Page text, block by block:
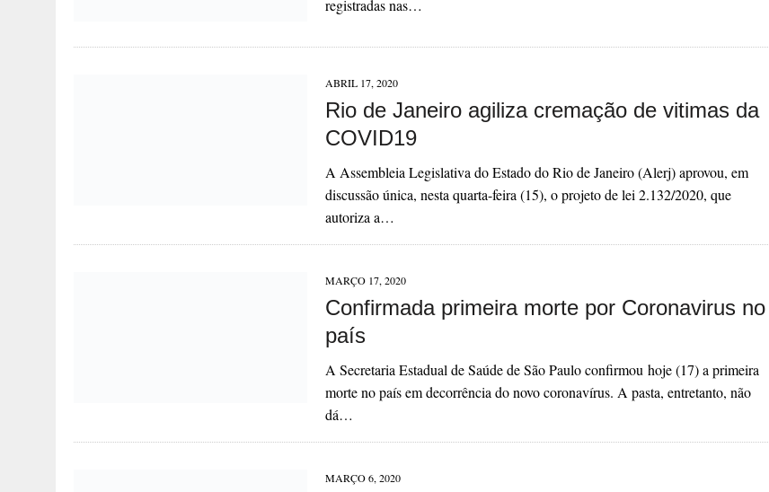
registradas nas…
ABRIL 17, 2020
Rio de Janeiro agiliza cremação de vitimas da
COVID19
A Assembleia Legislativa do Estado do Rio de Janeiro (Alerj) aprovou, em
discussão única, nesta quarta-feira (15), o projeto de lei 2.132/2020, que
autoriza a…
MARÇO 17, 2020
Confirmada primeira morte por Coronavirus no
país
A Secretaria Estadual de Saúde de São Paulo confirmou hoje (17) a primeira
morte no país em decorrência do novo coronavírus. A pasta, entretanto, não
dá…
MARÇO 6, 2020